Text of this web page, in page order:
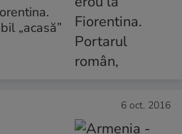
„acasă”
6 oct. 2016